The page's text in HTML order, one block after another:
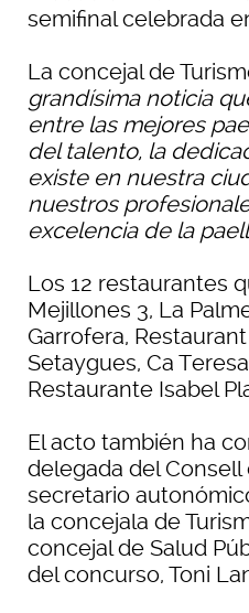
semifinal celebrada
La concejal de
grandísima noticia
entre las mejores
del talento, la
existe en nuestra
nuestros
excelencia de la
Los 12 restaurantes
Mejillones 3, La
Garrofera,
Setaygues, Ca
Restaurante Isabel
El acto también ha
delegada del Consell
secretario
la concejala de
concejal de Salud
del concurso, Toni